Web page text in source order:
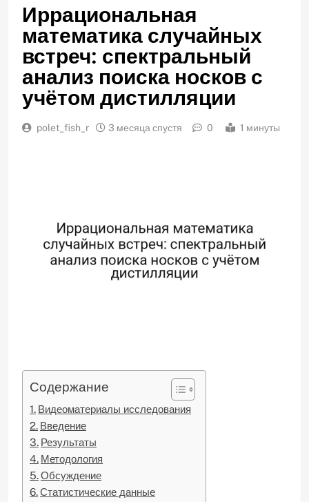
Иррациональная
математика случайных
встреч: спектральный
анализ поиска носков с
учётом дистилляции
polet_fish_r 3 месяца спустя 0 1 минуты
Содержание
Видеоматериалы исследования
Введение
Результаты
Методология
Обсуждение
Статистические данные